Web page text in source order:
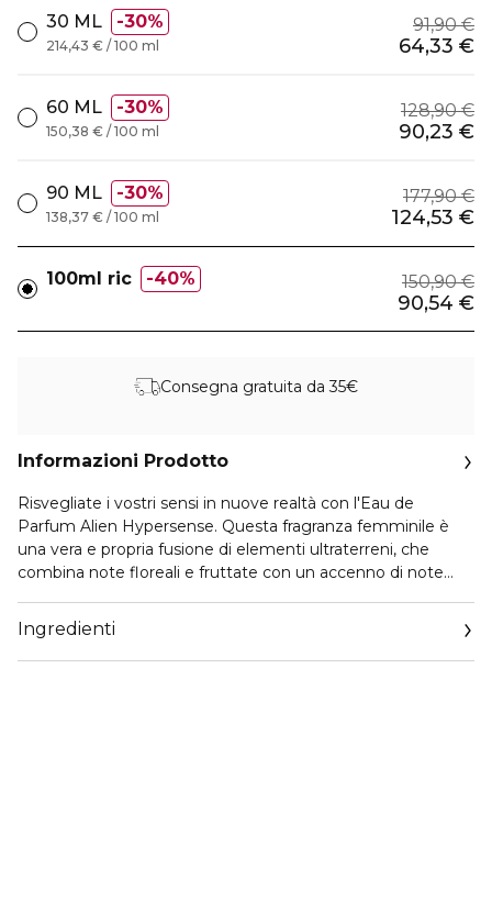
30 ML 30% 91,90 €
64,33 €
214,43 € / 100 ml
60 ML 30% 128,90 €
90,23 €
150,38 € / 100 ml
90 ML 30% 177,90 €
124,53 €
138,37 € / 100 ml
100ml ric 40% 150,90 €
90,54 €
Consegna gratuita da 35€
Informazioni Prodotto
Risvegliate i vostri sensi in nuove realtà con l'Eau de
Parfum Alien Hypersense. Questa fragranza femminile è
una vera e propria fusione di elementi ultraterreni, che
combina note floreali e fruttate con un accenno di note
e liberate l'Alien che è in voi con questo profumo che
incarna l'essenza della femminilità e la magia dell'ignoto.
Ingredienti